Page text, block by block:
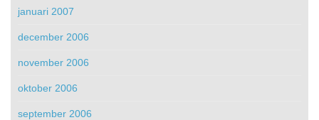
januari 2007
december 2006
november 2006
oktober 2006
september 2006